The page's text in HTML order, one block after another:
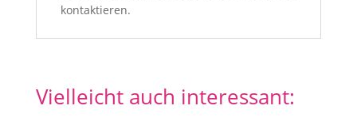
kontaktieren.
Vielleicht auch interessant: